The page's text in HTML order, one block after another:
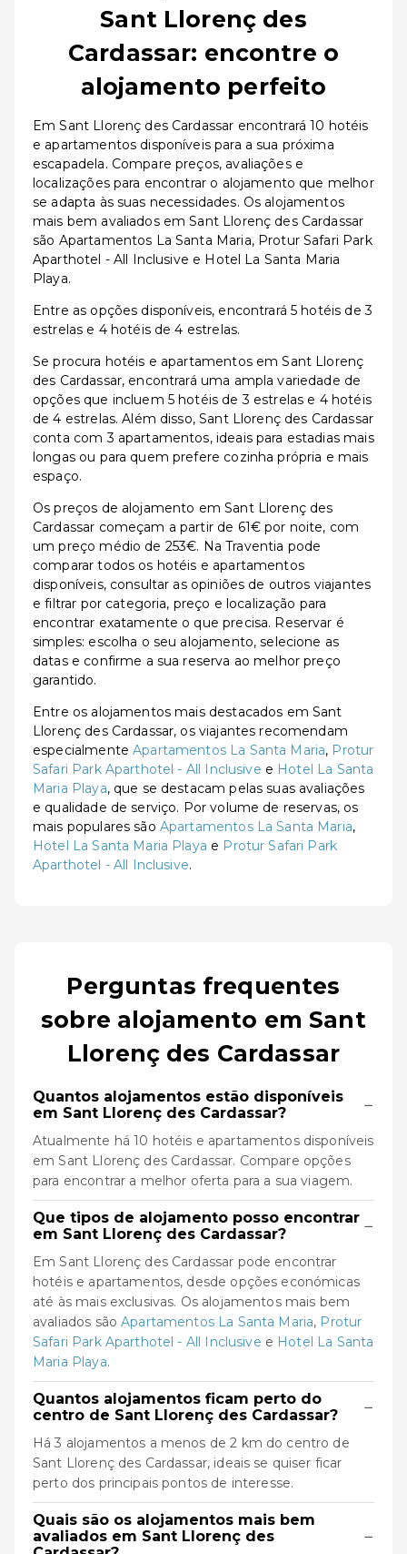
Sant Llorenç des
Cardassar: encontre o
alojamento perfeito
Em Sant Llorenç des Cardassar encontrará 10 hotéis
e apartamentos disponíveis para a sua próxima
escapadela. Compare preços, avaliações e
localizações para encontrar o alojamento que melhor
se adapta às suas necessidades. Os alojamentos
mais bem avaliados em Sant Llorenç des Cardassar
são Apartamentos La Santa Maria, Protur Safari Park
Aparthotel - All Inclusive e Hotel La Santa Maria
Playa.
Entre as opções disponíveis, encontrará 5 hotéis de 3
estrelas e 4 hotéis de 4 estrelas.
Se procura hotéis e apartamentos em Sant Llorenç
des Cardassar, encontrará uma ampla variedade de
opções que incluem 5 hotéis de 3 estrelas e 4 hotéis
de 4 estrelas. Além disso, Sant Llorenç des Cardassar
conta com 3 apartamentos, ideais para estadias mais
longas ou para quem prefere cozinha própria e mais
espaço.
Os preços de alojamento em Sant Llorenç des
Cardassar começam a partir de 61€ por noite, com
um preço médio de 253€. Na Traventia pode
comparar todos os hotéis e apartamentos
disponíveis, consultar as opiniões de outros viajantes
e filtrar por categoria, preço e localização para
encontrar exatamente o que precisa. Reservar é
simples: escolha o seu alojamento, selecione as
datas e confirme a sua reserva ao melhor preço
garantido.
Entre os alojamentos mais destacados em Sant
Llorenç des Cardassar, os viajantes recomendam
especialmenteApartamentos La Santa Maria, Protur
Safari Park Aparthotel - All Inclusive e Hotel La Santa
Maria Playa, que se destacam pelas suas avaliações
e qualidade de serviço. Por volume de reservas, os
mais populares são Apartamentos La Santa Maria,
Hotel La Santa Maria Playa e Protur Safari Park
Aparthotel - All Inclusive.
Perguntas frequentes
sobre alojamento em Sant
Llorenç des Cardassar
Quantos alojamentos estão disponíveis
em Sant Llorenç des Cardassar?
−
Atualmente há 10 hotéis e apartamentos disponíveis
em Sant Llorenç des Cardassar. Compare opções
para encontrar a melhor oferta para a sua viagem.
Que tipos de alojamento posso encontrar
em Sant Llorenç des Cardassar?
−
Em Sant Llorenç des Cardassar pode encontrar
hotéis e apartamentos, desde opções económicas
até às mais exclusivas. Os alojamentos mais bem
avaliados sãoApartamentos La Santa Maria, Protur
Safari Park Aparthotel - All Inclusive e Hotel La Santa
Maria Playa.
Quantos alojamentos ficam perto do
centro de Sant Llorenç des Cardassar?
−
Há 3 alojamentos a menos de 2 km do centro de
Sant Llorenç des Cardassar, ideais se quiser ficar
perto dos principais pontos de interesse.
Quais são os alojamentos mais bem
avaliados em Sant Llorenç des
−